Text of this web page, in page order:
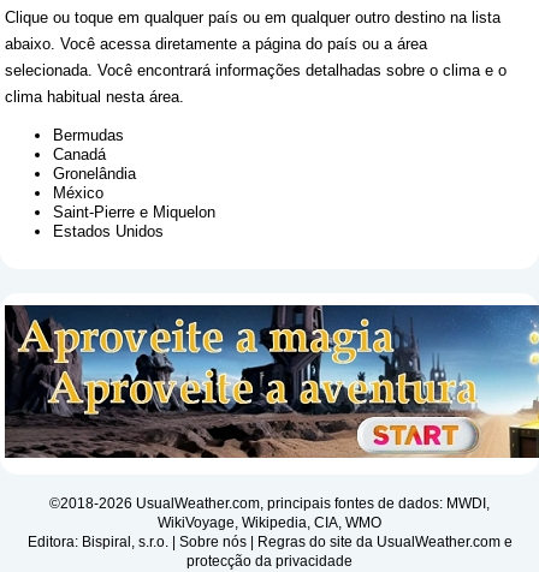
Clique ou toque em qualquer país ou em qualquer outro destino na lista
abaixo. Você acessa diretamente a página do país ou a área
selecionada. Você encontrará informações detalhadas sobre o clima e o
clima habitual nesta área.
Bermudas
Canadá
Gronelândia
México
Saint-Pierre e Miquelon
Estados Unidos
©2018-2026 UsualWeather.com, principais fontes de dados: MWDI,
WikiVoyage, Wikipedia, CIA, WMO
Editora: Bispiral, s.r.o. | Sobre nós|
Regras do site da UsualWeather.com e
protecção da privacidade